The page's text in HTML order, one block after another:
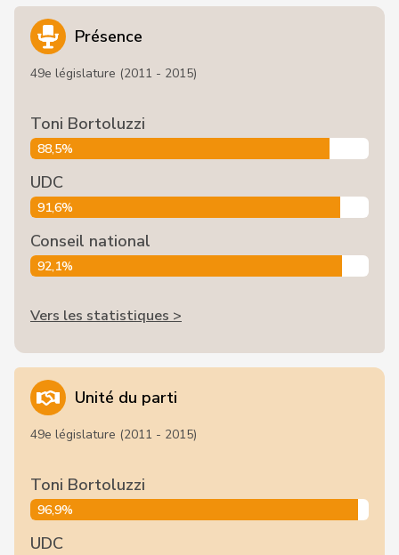
Présence
49e législature (2011 - 2015)
Toni Bortoluzzi
88,5%
UDC
91,6%
Conseil national
92,1%
Vers les statistiques >
Unité du parti
49e législature (2011 - 2015)
Toni Bortoluzzi
96,9%
UDC